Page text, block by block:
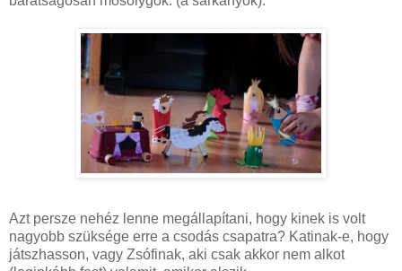
Azt persze nehéz lenne megállapítani, hogy kinek is volt
nagyobb szüksége erre a csodás csapatra? Katinak-e, hogy
játszhasson, vagy Zsófinak, aki csak akkor nem alkot